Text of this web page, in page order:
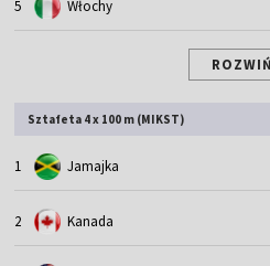
5 Włochy
ROZWIŃ
Sztafeta 4 x 100 m (MIKST)
1 Jamajka
2 Kanada